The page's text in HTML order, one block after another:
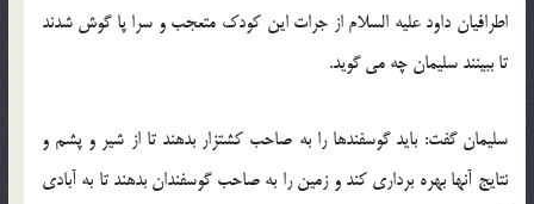
اطرافیان داود علیه السلام از جرات این كودك متعجب و سرا پا گوش شدند
تا ببینند سلیمان چه می گوید.
سلیمان گفت: باید گوسفندها را به صاحب كشتزار بدهند تا از شیر و پشم و
نتایج آنها بهره برداری كند و زمین را به صاحب گوسفندان بدهند تا به آبادی